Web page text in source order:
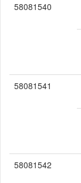
58081540
58081541
58081542